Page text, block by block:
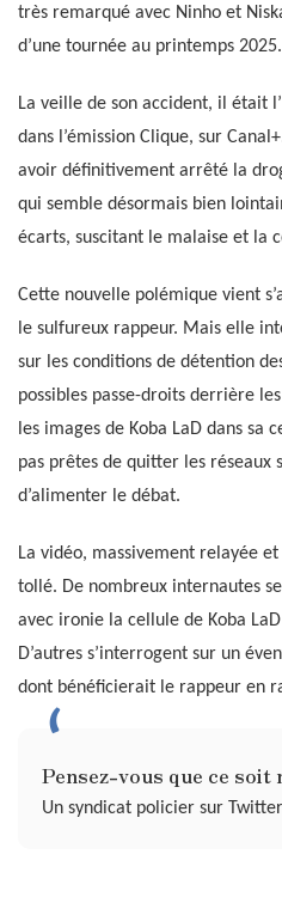
très remarqué avec Ninho et
d’une tournée au printemps 2025.
La veille de son accident, il était
dans l’émission Clique, sur
avoir définitivement arrêté la
qui semble désormais bien
écarts, suscitant le malaise et la
Cette nouvelle polémique vient
le sulfureux rappeur. Mais elle
sur les conditions de détention
possibles passe-droits derrière
les images de Koba LaD dans sa
pas prêtes de quitter les réseaux
d’alimenter le débat.
La vidéo, massivement relayée
tollé. De nombreux internautes
avec ironie la cellule de Koba
D’autres s’interrogent sur un
dont bénéficierait le rappeur en
Pensez-vous que ce soit
Un syndicat policier sur Twitter